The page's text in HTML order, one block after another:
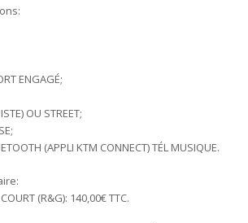
ENGAGÉ;
OU STREET;
(APPLI KTM CONNECT) TÉL MUSIQUE.
(R&G): 140,00€ TTC.